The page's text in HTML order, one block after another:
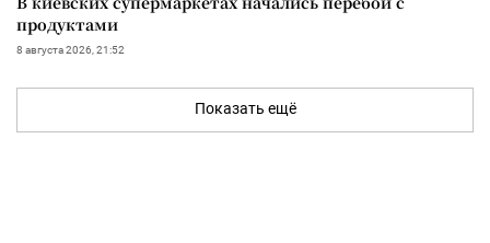
продуктами
8 августа 2026, 21:52
Показать ещё